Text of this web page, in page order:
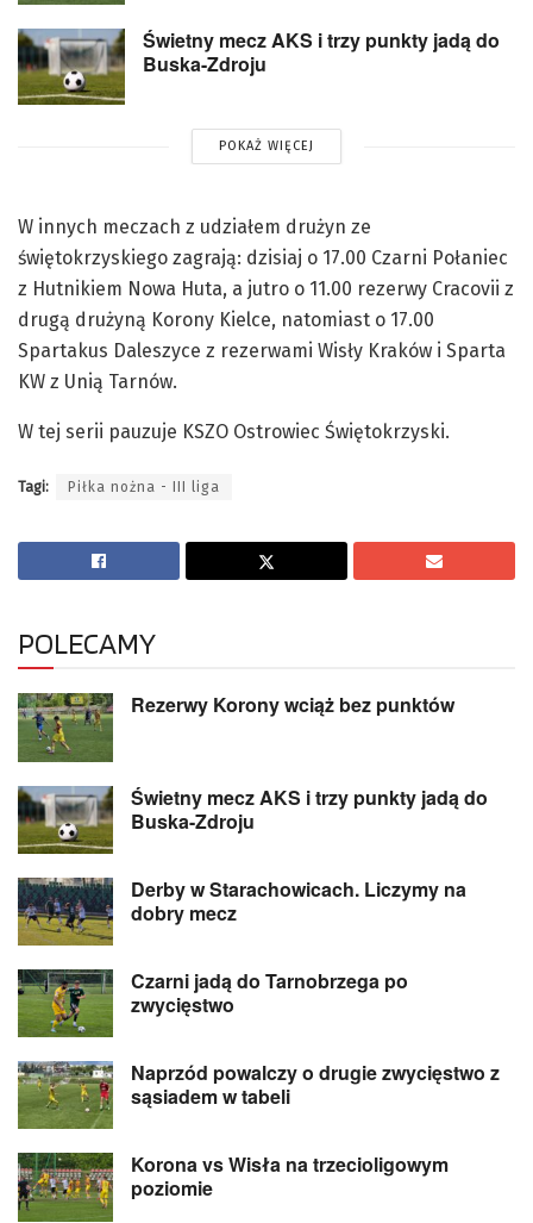
Świetny mecz AKS i trzy punkty jadą do
Buska-Zdroju
POKAŻ WIĘCEJ
W innych meczach z udziałem drużyn ze
świętokrzyskiego zagrają: dzisiaj o 17.00 Czarni Połaniec
z Hutnikiem Nowa Huta, a jutro o 11.00 rezerwy Cracovii z
drugą drużyną Korony Kielce, natomiast o 17.00
Spartakus Daleszyce z rezerwami Wisły Kraków i Sparta
KW z Unią Tarnów.
W tej serii pauzuje KSZO Ostrowiec Świętokrzyski.
Tagi: Piłka nożna - III liga
POLECAMY
Rezerwy Korony wciąż bez punktów
Świetny mecz AKS i trzy punkty jadą do
Buska-Zdroju
Derby w Starachowicach. Liczymy na
dobry mecz
Czarni jadą do Tarnobrzega po
zwycięstwo
Naprzód powalczy o drugie zwycięstwo z
sąsiadem w tabeli
Korona vs Wisła na trzecioligowym
poziomie